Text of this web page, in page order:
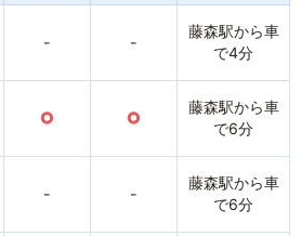
- -
藤森駅から車
で4分
○ ○
藤森駅から車
で6分
- -
藤森駅から車
で6分